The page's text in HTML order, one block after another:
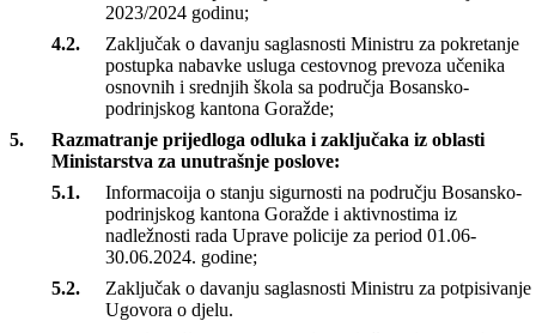
Odluka o odobravanju novčanih sredstava na ime isplate
šeste rate (od ukupno sedam) studentskih stipendija
studentima sa područja BPK-a Goražde za studijsku
2023/2024 godinu;
Zaključak o davanju saglasnosti Ministru za pokretanje
postupka nabavke usluga cestovnog prevoza učenika
osnovnih i srednjih škola sa područja Bosansko-
podrinjskog kantona Goražde;
Razmatranje prijedloga odluka i zaključaka iz oblasti
Ministarstva za unutrašnje poslove:
Informacoija o stanju sigurnosti na području Bosansko-
podrinjskog kantona Goražde i aktivnostima iz
nadležnosti rada Uprave policije za period 01.06-
30.06.2024. godine;